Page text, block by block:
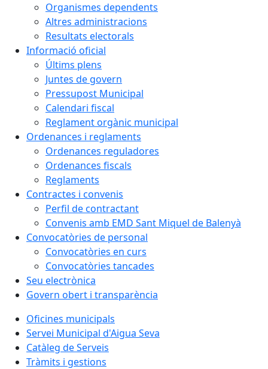
Organismes dependents
Altres administracions
Resultats electorals
Informació oficial
Últims plens
Juntes de govern
Pressupost Municipal
Calendari fiscal
Reglament orgànic municipal
Ordenances i reglaments
Ordenances reguladores
Ordenances fiscals
Reglaments
Contractes i convenis
Perfil de contractant
Convenis amb EMD Sant Miquel de Balenyà
Convocatòries de personal
Convocatòries en curs
Convocatòries tancades
Seu electrònica
Govern obert i transparència
Oficines municipals
Servei Municipal d'Aigua Seva
Catàleg de Serveis
Tràmits i gestions